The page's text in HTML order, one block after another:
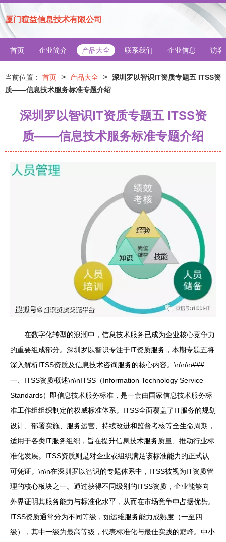
厦门暄益信息技术有限公司
首页 企业简介 产品大全 联系我们 企业信息 访客
当前位置： 首页 > 产品大全 > 深圳罗以智识IT资质专题五 ITSS资
质——信息技术服务标准专题介绍
深圳罗以智识IT资质专题五 ITSS资
质——信息技术服务标准专题介绍
在数字化转型的浪潮中，信息技术服务已成为企业核心竞争力
的重要组成部分。深圳罗以智识专注于IT资质服务，本期专题五将
深入解析ITSS资质及信息技术咨询服务的核心内容。\n\n\n###
一、ITSS资质概述\n\nITSS（Information Technology Service
Standards）即信息技术服务标准，是一套由国家信息技术服务标
准工作组组织制定的权威标准体系。ITSS全面覆盖了IT服务的规划
设计、部署实施、服务运营、持续改进和监督考核等全生命周期，
适用于各类IT服务组织，旨在提升信息技术服务质量、推动行业标
准化发展。ITSS资质则是对企业或组织满足该标准能力的正式认
可凭证。\n\n在深圳罗以智识的专题体系中，ITSS被视为IT资质管
理的核心板块之一。通过获得不同级别的ITSS资质，企业能够向
外界证明其服务能力与标准化水平，从而在市场竞争中占据优势。
ITSS资质通常分为不同等级，如运维服务能力成熟度（一至四
级），其中一级为最高等级，代表标准化与最佳实践的巅峰。中小